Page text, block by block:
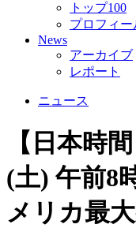
トップ100
プロフィー
News
アーカイブ
レポート
ニュース
【日本時
(土) 午前8
メリカ最